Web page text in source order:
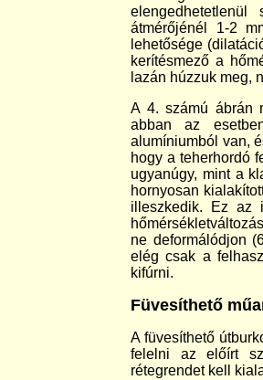
átmérőjénél 1-2
lehetősége
kerítésmező a
lazán húzzuk meg,
A 4. számú ábrán
abban az
alumíniumból van,
hogy a teherhordó
ugyanúgy, mint a
hornyosan
illeszkedik. Ez az
ne deformálódjon
elég csak a
kifúrni.
Füvesíthető
A füvesíthető
felelni az előírt
rétegrendet kell